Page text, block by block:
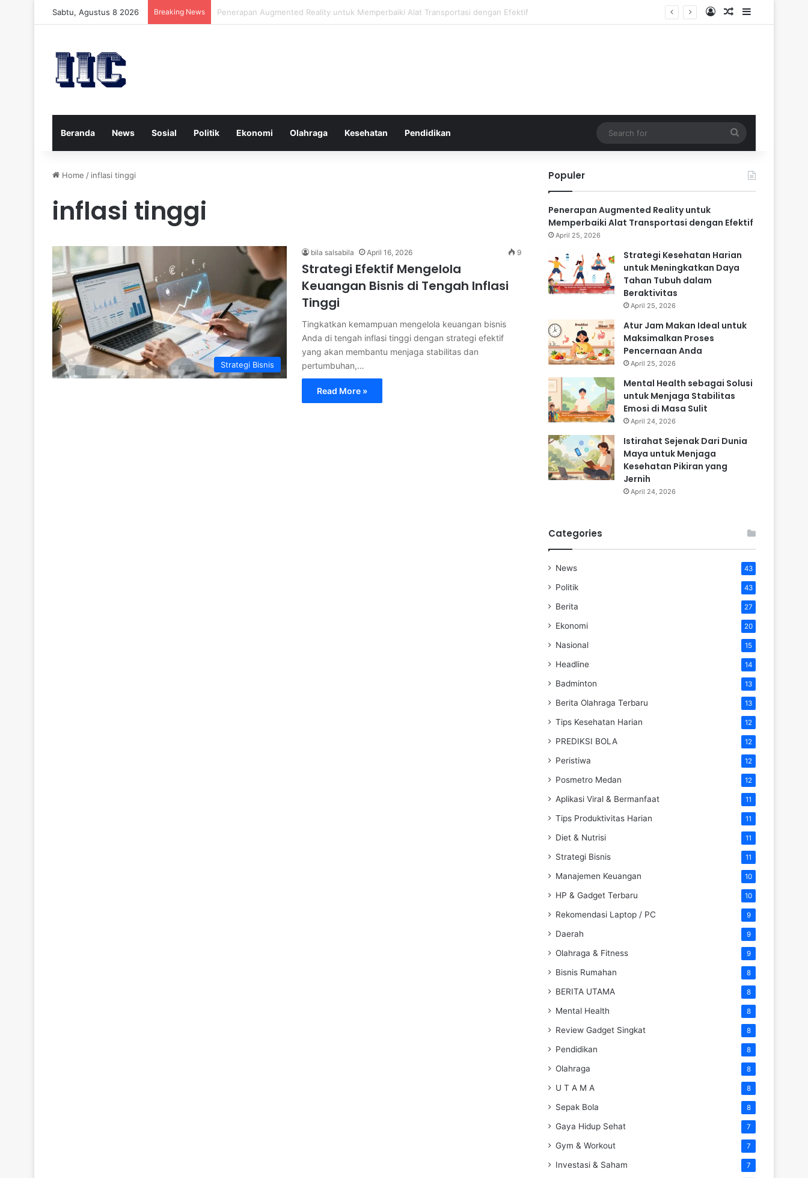
Sabtu, Agustus 8 2026 Breaking News Strategi Kesehatan Harian untuk Meningkatkan Daya Tahan Tubuh dalam Beraktivitas Log InRandom Article
Sidebar
Beranda News Sosial Politik Ekonomi Olahraga Kesehatan Pendidikan
for
Home / inflasi tinggi
inflasi tinggi
Strategi Bisnis
bila salsabila April 16, 2026 9
Strategi Efektif Mengelola
Keuangan Bisnis di Tengah Inflasi
Tinggi
Tingkatkan kemampuan mengelola keuangan bisnis
Anda di tengah inflasi tinggi dengan strategi efektif
yang akan membantu menjaga stabilitas dan
pertumbuhan,…
Read More »
Populer
Penerapan Augmented Reality untuk
Memperbaiki Alat Transportasi dengan Efektif
April 25, 2026
Strategi Kesehatan Harian
untuk Meningkatkan Daya
Tahan Tubuh dalam
Beraktivitas
April 25, 2026
Atur Jam Makan Ideal untuk
Maksimalkan Proses
Pencernaan Anda
April 25, 2026
Mental Health sebagai Solusi
untuk Menjaga Stabilitas
Emosi di Masa Sulit
April 24, 2026
Istirahat Sejenak Dari Dunia
Maya untuk Menjaga
Kesehatan Pikiran yang
Jernih
April 24, 2026
Categories
News 43
Politik 43
Berita 27
Ekonomi 20
Nasional 15
Headline 14
Badminton 13
Berita Olahraga Terbaru 13
Tips Kesehatan Harian 12
PREDIKSI BOLA 12
Peristiwa 12
Posmetro Medan 12
Aplikasi Viral & Bermanfaat 11
Tips Produktivitas Harian 11
Diet & Nutrisi 11
Strategi Bisnis 11
Manajemen Keuangan 10
HP & Gadget Terbaru 10
Rekomendasi Laptop / PC 9
Daerah 9
Olahraga & Fitness 9
Bisnis Rumahan 8
BERITA UTAMA 8
Mental Health 8
Review Gadget Singkat 8
Pendidikan 8
Olahraga 8
U T A M A 8
Sepak Bola 8
Gaya Hidup Sehat 7
Gym & Workout 7
Investasi & Saham 7